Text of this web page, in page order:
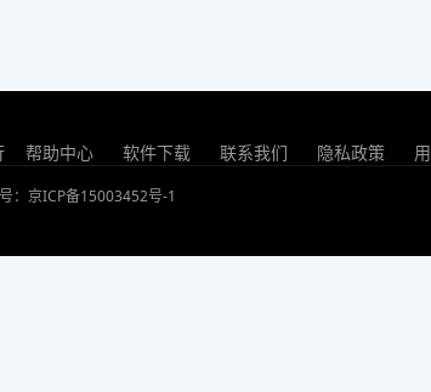
帮助中心 软件下载 联系我们 隐私政策
：京ICP备15003452号-1